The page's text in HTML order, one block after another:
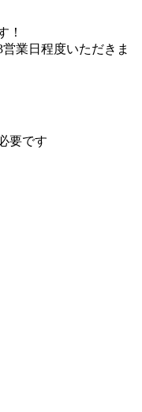
！
業日程度いただきま
要です